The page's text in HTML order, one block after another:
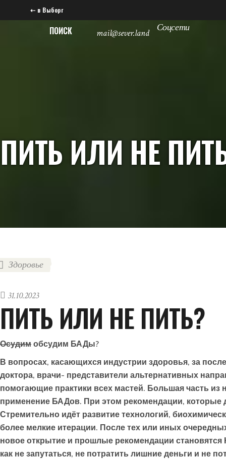
⇠ в Выборг
ПОИСК mail@sever.land Соцсети
ПИТЬ ИЛИ НЕ
Здоровье
31.10.2023
ПИТЬ ИЛИ НЕ ПИТЬ?
Осудим обсудим БАДы?
В вопросах, касающихся индустрии здоровья, за
доктора, врачи- представители альтернативных
помогающие практики всех мастей. Большая часть
применение БАДов. При этом рекомендации, которые
Стремительно идёт развитие технологий,
более мелкие итерации. После тех или иных
новое открытие и прошлые рекомендации
как не запутаться, не потратить лишние деньги и не